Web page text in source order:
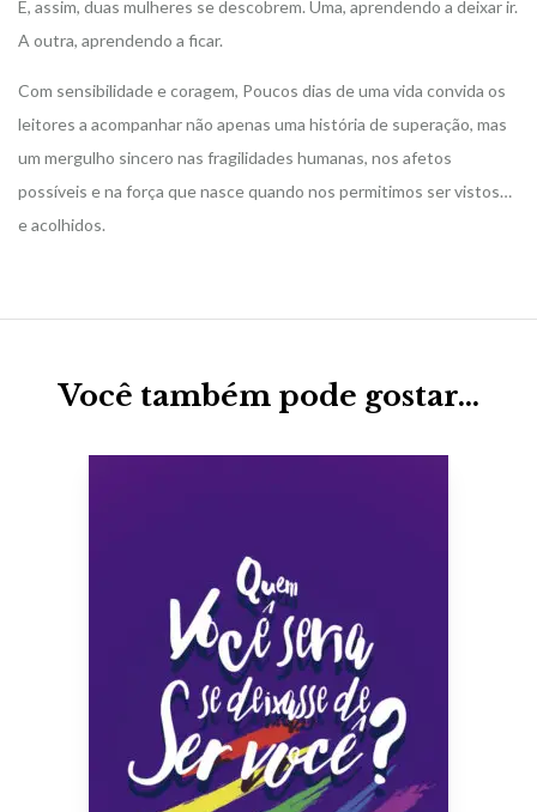
E, assim, duas mulheres se descobrem. Uma, aprendendo a deixar ir.
A outra, aprendendo a ficar.
Com sensibilidade e coragem, Poucos dias de uma vida convida os
leitores a acompanhar não apenas uma história de superação, mas
um mergulho sincero nas fragilidades humanas, nos afetos
possíveis e na força que nasce quando nos permitimos ser vistos…
e acolhidos.
Você também pode gostar…